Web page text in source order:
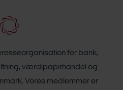
for bank,
værdipapirhandel og
Vores medlemmer er